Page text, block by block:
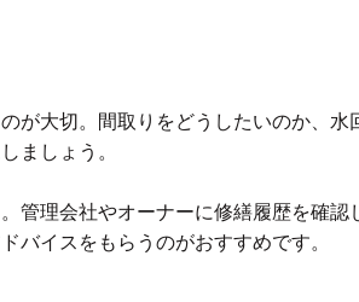
が大切。間取りをどうしたいのか、水
ましょう。
管理会社やオーナーに修繕履歴を確認
バイスをもらうのがおすすめです。